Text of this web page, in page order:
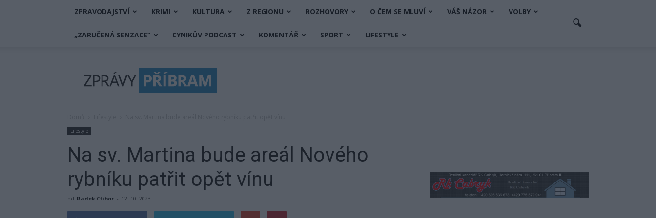
ZPRAVODAJSTVÍ KRIMI KULTURA Z REGIONU ROZHOVORY O ČEM SE MLUVÍ VÁŠ NÁZOR VOLBY
„ZARUČENÁ SENZACE“ CYNIKŮV PODCAST KOMENTÁŘ SPORT LIFESTYLE
Příbram
Lifestyle
Na sv. Martina bude areál Nového
rybníku patřit opět vínu
od Radek Ctibor - 12. 10. 2023